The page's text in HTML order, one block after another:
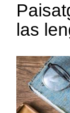
las